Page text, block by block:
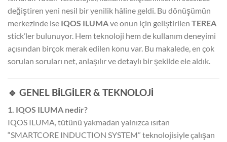
değiştiren yeni nesil bir yenilik hâline geldi. Bu dönüşümün
merkezinde ise IQOS ILUMAve onun için geliştirilen TEREA
stick’ler bulunuyor. Hem teknoloji hem de kullanım deneyimi
açısından birçok merak edilen konu var. Bu makalede, en çok
sorulan soruları net, anlaşılır ve detaylı bir şekilde ele aldık.
🔹 GENEL BİLGİLER & TEKNOLOJİ
1. IQOS ILUMA nedir?
IQOS ILUMA, tütünü yakmadan yalnızca ısıtan
“SMARTCORE INDUCTION SYSTEM” teknolojisiyle çalışan